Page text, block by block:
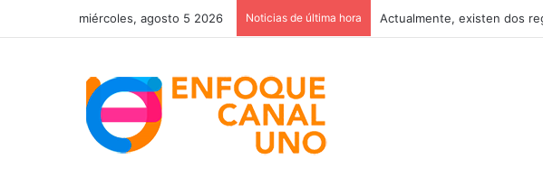
miércoles, agosto 5 2026 Noticias de última hora La lucha de Nancy Ramos